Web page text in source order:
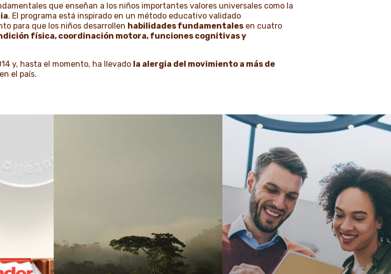
que enseñan a los niños importantes valores universales como la
. El programa está inspirado en un método educativo validado
para que los niños desarrollen habilidades fundamentales en cuatro
física, coordinación motora, funciones cognitivas y
y, hasta el momento, ha llevado la alergia del movimiento a más de
el país.